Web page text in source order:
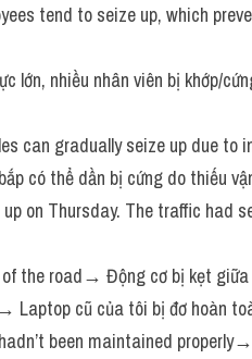
tend to seize up, which
lớn, nhiều nhân viên bị khớp/
can gradually seize up due to
có thể dần bị cứng do thiếu
on Thursday. The traffic had
the road→ Động cơ bị kẹt giữa
→ Laptop cũ của tôi bị đơ hoàn
been maintained